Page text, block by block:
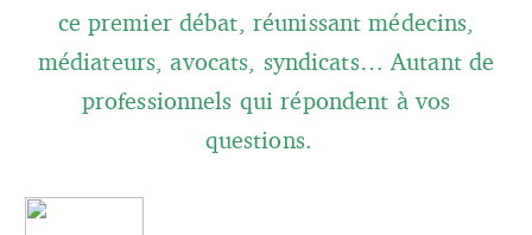
ce premier débat, réunissant médecins,
médiateurs, avocats, syndicats… Autant de
professionnels qui répondent à vos
questions.